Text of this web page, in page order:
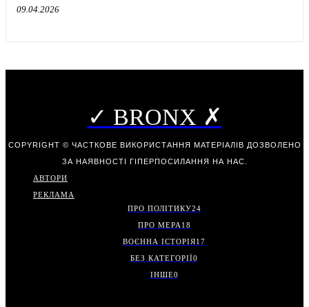
09.04.2026
✓ BRONX ✗
COPYRIGHT © ЧАСТКОВЕ ВИКОРИСТАННЯ МАТЕРІАЛІВ ДОЗВОЛЕНО
ЗА НАЯВНОСТІ ГІПЕРПОСИЛАННЯ НА НАС.
АВТОРИ
РЕКЛАМА
ПРО ПОЛІТИКУ24
ПРО МЕРА 18
ВОЄННА ІСТОРІЯ17
БЕЗ КАТЕГОРІЇ0
ІНШЕ0